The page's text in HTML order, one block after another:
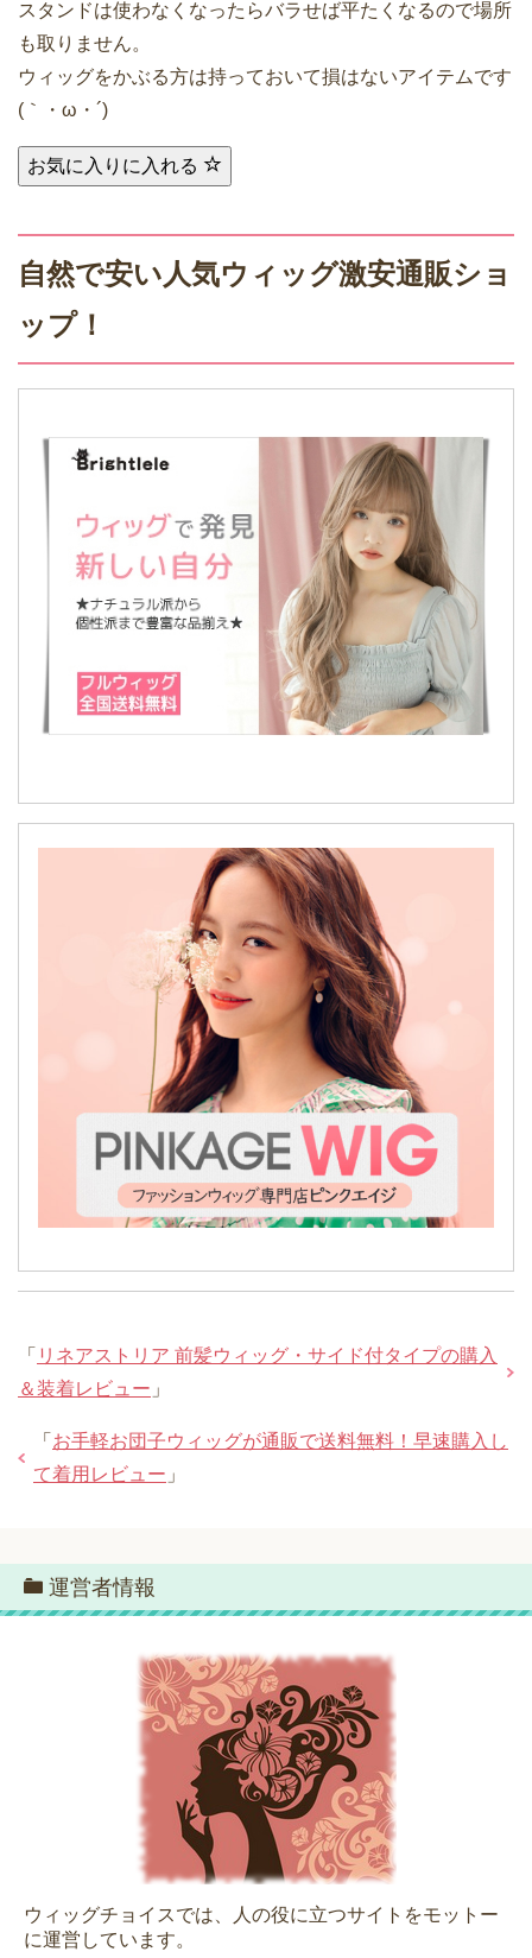
スタンドは使わなくなったらバラせば平たくなるので場所
も取りません。
ウィッグをかぶる方は持っておいて損はないアイテムです
(｀・ω・´)
お気に入りに入れる
自然で安い人気ウィッグ激安通販ショ
ップ！
「 リネアストリア 前髪ウィッグ・サイド付タイプの購入
＆装着レビュー 」
「 お手軽お団子ウィッグが通販で送料無料！早速購入し
て着用レビュー 」
運営者情報
ウィッグチョイスでは、人の役に立つサイトをモットー
に運営しています。